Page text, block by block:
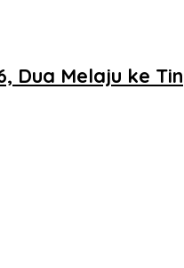
Dua Melaju ke